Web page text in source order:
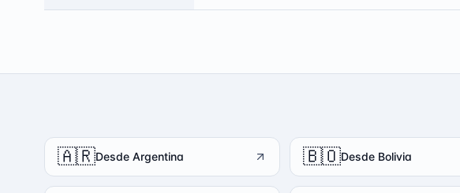
🇦🇷Desde Argentina 🇧🇴Desde Bolivia